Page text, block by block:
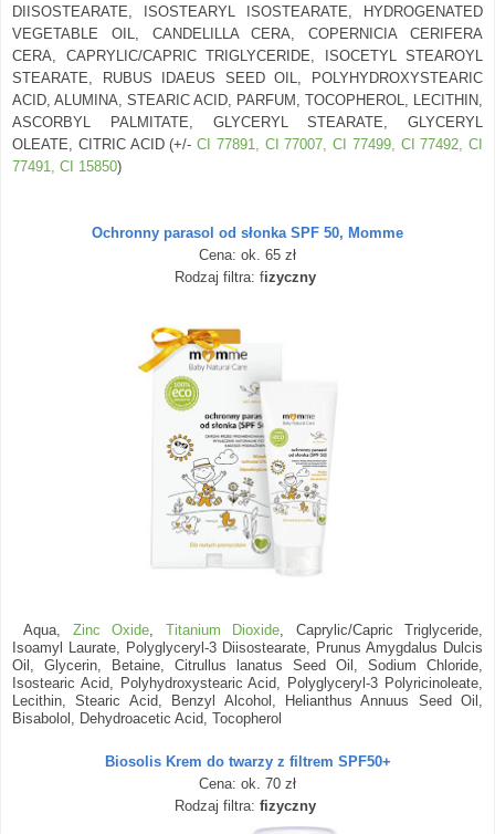
DIISOSTEARATE, ISOSTEARYL ISOSTEARATE, HYDROGENATED
VEGETABLE OIL, CANDELILLA CERA, COPERNICIA CERIFERA
CERA, CAPRYLIC/CAPRIC TRIGLYCERIDE, ISOCETYL STEAROYL
STEARATE, RUBUS IDAEUS SEED OIL, POLYHYDROXYSTEARIC
ACID, ALUMINA, STEARIC ACID, PARFUM, TOCOPHEROL, LECITHIN,
ASCORBYL PALMITATE, GLYCERYL STEARATE, GLYCERYL
OLEATE, CITRIC ACID (+/- CI 77891, CI 77007, CI 77499, CI 77492, CI
77491, CI 15850)
Ochronny parasol od słonka SPF 50, Momme
Cena: ok. 65 zł
Rodzaj filtra: fizyczny
Aqua, Zinc Oxide Titanium Dioxide , Caprylic/Capric Triglyceride,
Isoamyl Laurate, Polyglyceryl-3 Diisostearate, Prunus Amygdalus Dulcis
Oil, Glycerin, Betaine, Citrullus lanatus Seed Oil, Sodium Chloride,
Isostearic Acid, Polyhydroxystearic Acid, Polyglyceryl-3 Polyricinoleate,
Lecithin, Stearic Acid, Benzyl Alcohol, Helianthus Annuus Seed Oil,
Bisabolol, Dehydroacetic Acid, Tocopherol
Biosolis Krem do twarzy z filtrem SPF50+
Cena: ok. 70 zł
Rodzaj filtra: fizyczny